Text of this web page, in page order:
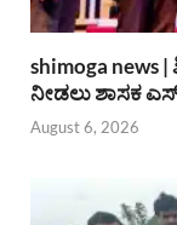
shimoga news
ನೀಡಲು ಶಾಸಕ
August 6, 2026